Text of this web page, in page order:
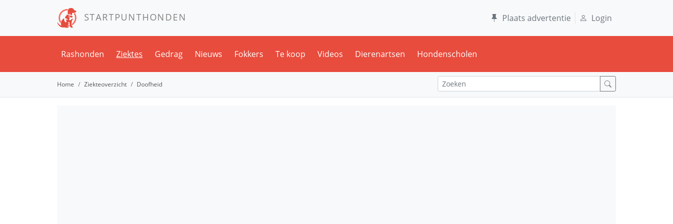
STARTPUNTHONDEN Plaats advertentie Login
Rashonden Ziektes Gedrag Nieuws Fokkers Te koop Videos Dierenartsen Hondenscholen
Home Ziekteoverzicht Doofheid